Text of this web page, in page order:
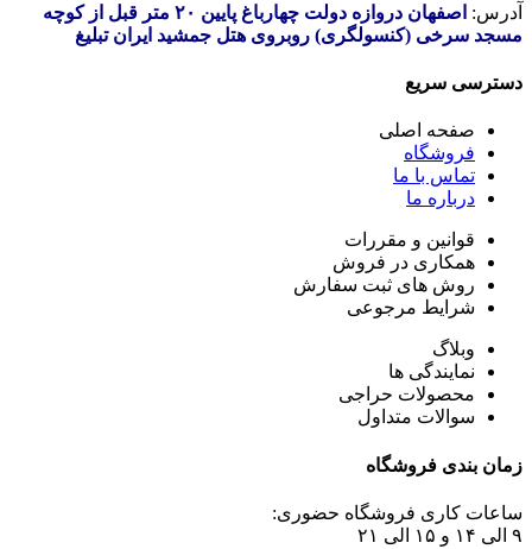
آدرس:
اصفهان دروازه دولت چهارباغ پایین ۲۰ متر قبل از کوچه
مسجد سرخی (کنسولگری) روبروی هتل جمشید ایران تبلیغ
دسترسی سریع
صفحه اصلی
فروشگاه
تماس با ما
درباره ما
قوانین و مقررات
همکاری در فروش
روش های ثبت سفارش
شرایط مرجوعی
وبلاگ
نمایندگی ها
محصولات حراجی
سوالات متداول
زمان بندی فروشگاه
ساعات کاری فروشگاه حضوری:
۹ الی ۱۴ و ۱۵ الی ۲۱